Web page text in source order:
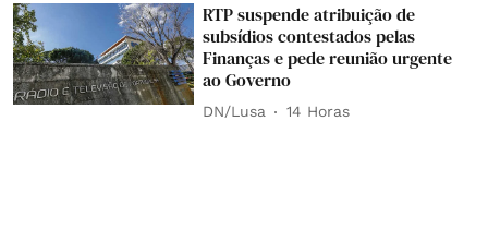
RTP suspende atribuição de
subsídios contestados pelas
Finanças e pede reunião urgente
ao Governo
DN/Lusa 14 Horas